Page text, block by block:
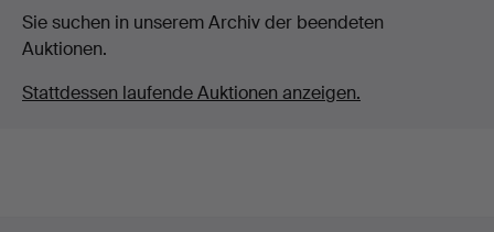
Sie suchen in unserem Archiv der beendeten
Auktionen.
Stattdessen laufende Auktionen anzeigen.